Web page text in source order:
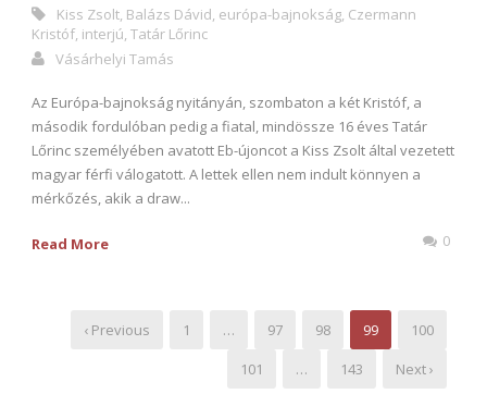
Kiss Zsolt, Balázs Dávid, európa-bajnokság, Czermann
Kristóf, interjú, Tatár Lőrinc
Vásárhelyi Tamás
Az Európa-bajnokság nyitányán, szombaton a két Kristóf, a
második fordulóban pedig a fiatal, mindössze 16 éves Tatár
Lőrinc személyében avatott Eb-újoncot a Kiss Zsolt által vezetett
magyar férfi válogatott. A lettek ellen nem indult könnyen a
mérkőzés, akik a draw...
Read More 0
‹ Previous 1 … 97 98 99
100
101
… 143 Next ›